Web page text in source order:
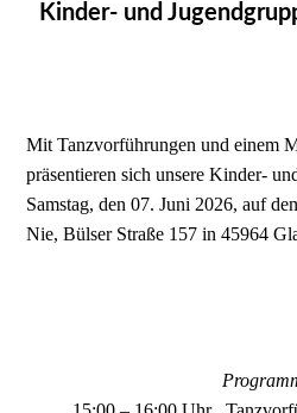
Kinder- und
Mit Tanzvorführungen und einem
präsentieren sich unsere Kinder-
Samstag, den 07. Juni 2026, auf
Nie, Bülser Straße 157 in 45964